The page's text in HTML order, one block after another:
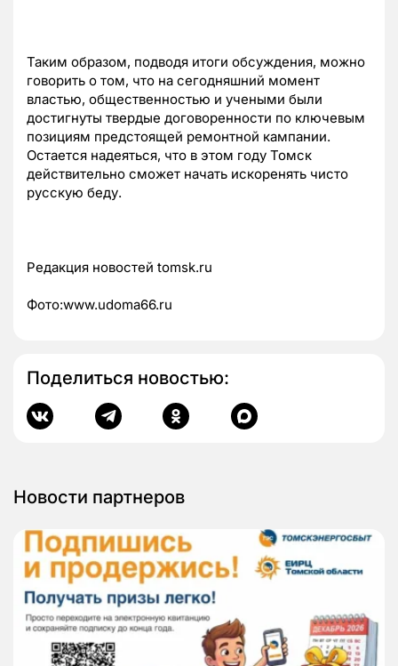
Таким образом, подводя итоги обсуждения, можно
говорить о том, что на сегодняшний момент
властью, общественностью и учеными были
достигнуты твердые договоренности по ключевым
позициям предстоящей ремонтной кампании.
Остается надеяться, что в этом году Томск
действительно сможет начать искоренять чисто
русскую беду.
Редакция новостей tomsk.ru
Фото:www.udoma66.ru
Поделиться новостью:
Новости партнеров